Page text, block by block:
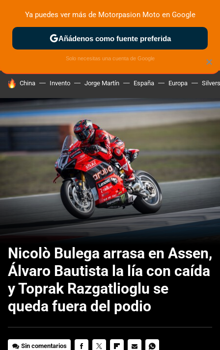
ZONA DE PRUEBAS DEPORTIVAS MOTOS ELÉCTRICAS
HOY SE HABLA DE
China Invento Jorge Martín España Europa
Nicolò Bulega arrasa en Assen,
Álvaro Bautista la lía con caída
y Toprak Razgatlioglu se
queda fuera del podio
Sin comentarios
×
Ya puedes ver más de Motorpasion Moto en Google
Añádenos como fuente preferida
Solo necesitas una cuenta de Google